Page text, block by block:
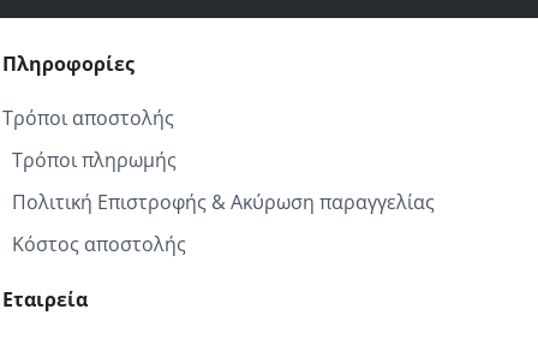
Πληροφορίες
Τρόποι αποστολής
Τρόποι πληρωμής
Πολιτική Επιστροφής & Ακύρωση παραγγελίας
Κόστος αποστολής
Εταιρεία